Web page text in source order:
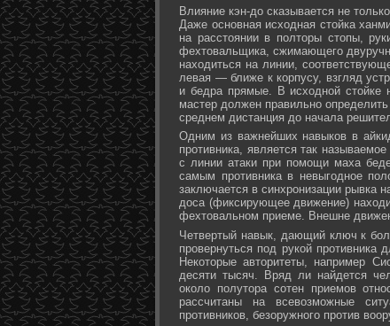
Влияние кэн-до сказывается не
Даже основная исходная стойка
на расстоянии в полторы стопы,
фехтовальщика, сжимающего
находиться на линии,
левая — ближе к корпусу, взгляд
и бедра прямые. В исходной стойке
мастер должен правильно
среднем дистанция до начала
Одним из важнейших навыков в
противника, является так
с линии атаки при помощи маха
самым противника в невыгодное
заключается в синхронизации
доса (фиксирующее движение)
фехтовальном приеме. Внешне
Четвертый навык, дающий ключ к
провернуться под рукой
Некоторые авторитеты, например
десяти тысяч. Вряд ли найдется
около полутора сотен приемов
рассчитаны на всевозможные
противников, безоружного против